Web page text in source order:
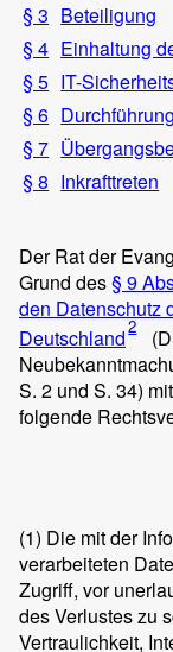
§ 3 Beteiligung
§ 4 Einhaltung
§ 5 IT-
§ 6
§ 7
§ 8 Inkrafttreten
Der Rat der
Grund des§ 9
den Datenschutz
Deutschland2
S. 2 und S. 34)
folgende
(1) Die mit der
verarbeiteten
Zugriff, vor
des Verlustes zu
Vertraulichkeit,